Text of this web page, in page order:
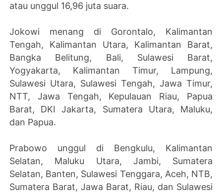
atau unggul 16,96 juta suara.
Jokowi menang di Gorontalo, Kalimantan
Tengah, Kalimantan Utara, Kalimantan Barat,
Bangka Belitung, Bali, Sulawesi Barat,
Yogyakarta, Kalimantan Timur, Lampung,
Sulawesi Utara, Sulawesi Tengah, Jawa Timur,
NTT, Jawa Tengah, Kepulauan Riau, Papua
Barat, DKI Jakarta, Sumatera Utara, Maluku,
dan Papua.
Prabowo unggul di Bengkulu, Kalimantan
Selatan, Maluku Utara, Jambi, Sumatera
Selatan, Banten, Sulawesi Tenggara, Aceh, NTB,
Sumatera Barat, Jawa Barat, Riau, dan Sulawesi